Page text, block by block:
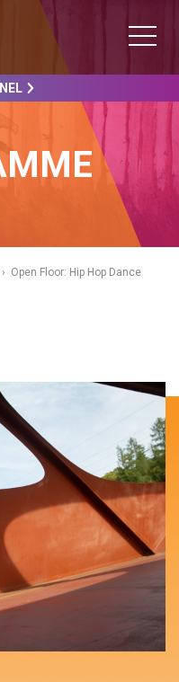
› Open Floor: Hip Hop Dance